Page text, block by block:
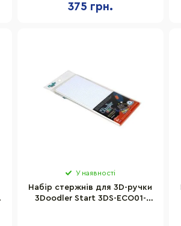
375 грн.
У наявності
Набір стержнів для 3D-ручки
3Doodler Start 3DS-ECO01-